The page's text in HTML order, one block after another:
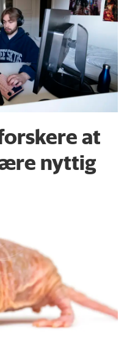
at
nyttig